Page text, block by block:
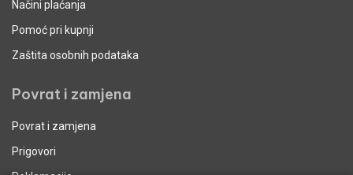
Načini plaćanja
Pomoć pri kupnji
Zaštita osobnih podataka
Povrat i zamjena
Povrat i zamjena
Prigovori